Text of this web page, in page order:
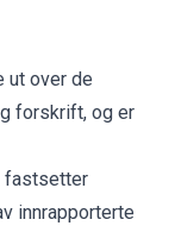
ut over de
forskrift, og er
fastsetter
innrapporterte